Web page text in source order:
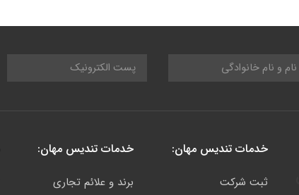
خدمات تندیس مهان:
ثبت شرکت
خدمات تندیس مهان:
برند و علائم تجاری